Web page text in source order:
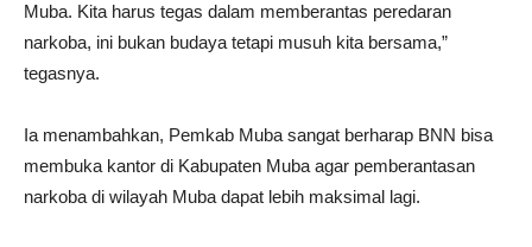
Muba. Kita harus tegas dalam memberantas peredaran
narkoba, ini bukan budaya tetapi musuh kita bersama,”
tegasnya.
Ia menambahkan, Pemkab Muba sangat berharap BNN bisa
membuka kantor di Kabupaten Muba agar pemberantasan
narkoba di wilayah Muba dapat lebih maksimal lagi.